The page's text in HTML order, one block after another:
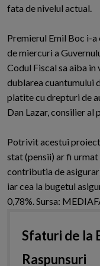
fata de nivelul actual.
Premierul Emil Boc i-
de miercuri a
Codul Fiscal sa aiba in
dublarea cuantumului
platite cu drepturi de
Dan Lazar, consilier al
Potrivit acestui
stat (pensii) ar fi urmat
contributia de
iar cea la bugetul
0,78%. Sursa:
Sfaturi de la
Raspunsuri